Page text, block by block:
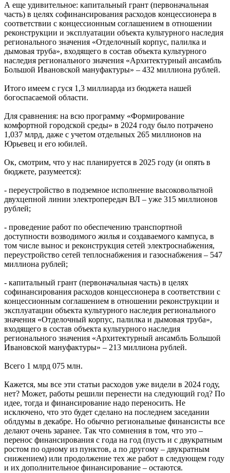
А еще удивительное: капитальный грант (первоначальная
часть) в целях софинансирования расходов концессионера в
соответствии с концессионным соглашением в отношении
реконструкции и эксплуатации объекта культурного наследия
регионального значения «Отделочный корпус, палилка и
дымовая труба», входящего в состав объекта культурного
наследия регионального значения «Архитектурный ансамбль
Большой Ивановской мануфактуры» – 432 миллиона рублей.
Итого имеем с гуся 1,3 миллиарда из бюджета нашей
богоспасаемой области.
Для сравнения: на всю программу «Формирование
комфортной городской среды» в 2024 году было потрачено
1,037 млрд, даже с учетом отдельных 265 миллионов на
Юрьевец и его юбилей.
Ок, смотрим, что у нас планируется в 2025 году (и опять в
бюджете, разумеется):
- переустройство в подземное исполнение высоковольтной
двухцепной линии электропередач ВЛ – уже 315 миллионов
рублей;
- проведение работ по обеспечению транспортной
доступности возводимого жилья и создаваемого кампуса, в
том числе вынос и реконструкция сетей электроснабжения,
переустройство сетей теплоснабжения и газоснабжения – 547
миллиона рублей;
- капитальный грант (первоначальная часть) в целях
софинансирования расходов концессионера в соответствии с
концессионным соглашением в отношении реконструкции и
эксплуатации объекта культурного наследия регионального
значения «Отделочный корпус, палилка и дымовая труба»,
входящего в состав объекта культурного наследия
регионального значения «Архитектурный ансамбль Большой
Ивановской мануфактуры» – 213 миллиона рублей.
Всего 1 млрд 075 млн.
Кажется, мы все эти статьи расходов уже видели в 2024 году,
нет? Может, работы решили перенести на следующий год? По
идее, тогда и финансирование надо переносить. Не
исключено, что это будет сделано на последнем заседании
облдумы в декабре. Но обычно региональные финансисты все
делают очень заранее. Так что сомнения в том, что это –
перенос финансирования с года на год (пусть и с двукратным
ростом по одному из пунктов, а по другому – двукратным
снижением) или продолжение тех же работ в следующем году
и их дополнительное финансирование – остаются.